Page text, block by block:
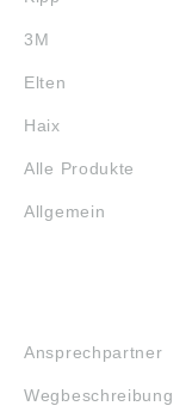
3M
Elten
Haix
Alle Produkte
Allgemein
Ansprechpartner
Wegbeschreibung